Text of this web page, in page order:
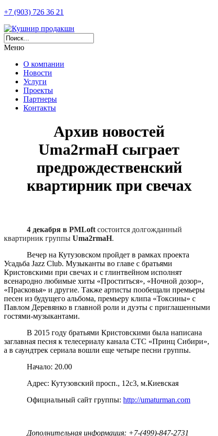
+7 (903) 726 36 21
Меню
О компании
Новости
Услуги
Проекты
Партнеры
Контакты
Архив новостей
Uma2rmaH сыграет
предрождественский
квартирник при свечах
4 декабря вPMLoft состоится долгожданный
квартирник группы Uma2rmaH.
Вечер на Кутузовском пройдетв рамках проекта
Усадьба Jazz Club. Музыканты во главе с братьями
Кристовскими при свечах и с глинтвейном исполнят
всенародно любимые хиты «Проститься», «Ночной дозор»,
«Прасковья» и другие. Также артисты пообещали премьеры
песен из будущего альбома, премьеру клипа «Токсины» с
Павлом Деревянко в главной роли и дуэты с приглашенными
гостями-музыкантами.
В 2015 году братьями Кристовскими была написана
заглавная песня к телесериалу канала СТС «Принц Сибири»,
а в саундтрек сериала вошли еще четыре песни группы.
Начало: 20.00
Адрес:Кутузовский просп., 12c3, м.Киевская
Официальный сайт группы:http://umaturman.com
Дополнительная информация: +7-(499)-847-2731